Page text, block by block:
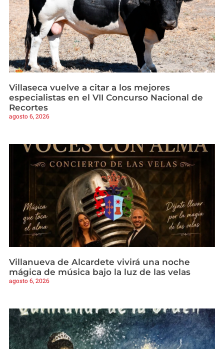
Villaseca vuelve a citar a los mejores
especialistas en el VII Concurso Nacional de
Recortes
agosto 6, 2026
Villanueva de Alcardete vivirá una noche
mágica de música bajo la luz de las velas
agosto 6, 2026